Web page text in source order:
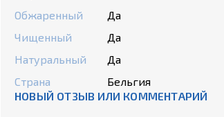
Обжаренный
Да
Чищенный
Да
Натуральный
Да
Страна
Бельгия
НОВЫЙ ОТЗЫВ ИЛИ КОММЕНТАРИЙ